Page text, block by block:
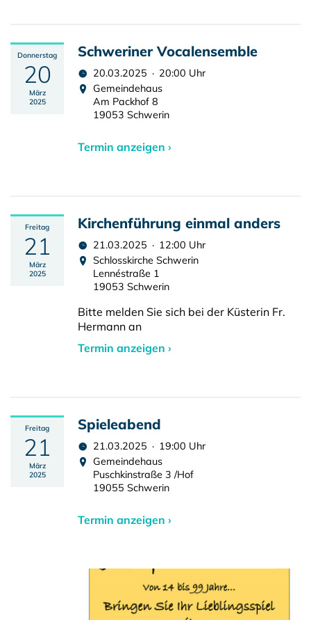
Donnerstag
20
März
2025
Schweriner Vocalensemble
20.03.2025 · 20:00 Uhr
Gemeindehaus
Am Packhof 8
19053 Schwerin
Termin anzeigen ›
Freitag
21
März
2025
Kirchenführung einmal anders
21.03.2025 · 12:00 Uhr
Schlosskirche Schwerin
Lennéstraße 1
19053 Schwerin
Bitte melden Sie sich bei der Küsterin Fr.
Hermann an
Termin anzeigen ›
Freitag
21
März
2025
Spieleabend
21.03.2025 · 19:00 Uhr
Gemeindehaus
Puschkinstraße 3 /Hof
19055 Schwerin
Termin anzeigen ›